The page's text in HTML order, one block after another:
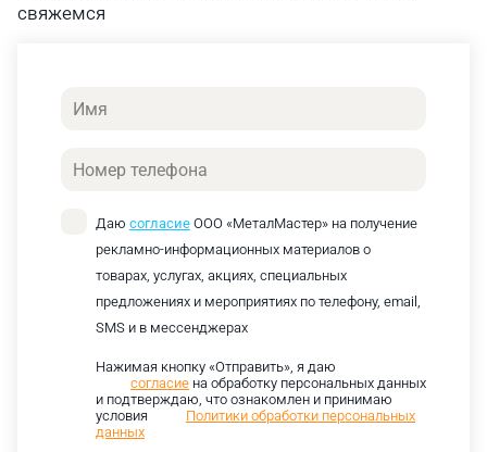
свяжемся
Имя
Телефон
Даю согласие ООО «МеталМастер» на получение
рекламно-информационных материалов о
товарах, услугах, акциях, специальных
предложениях и мероприятиях по телефону, email,
SMS и в мессенджерах
Нажимая кнопку «Отправить», я даю
согласие на обработку персональных данных
и подтверждаю, что ознакомлен и принимаю
условия
Политики обработки персональных
данных